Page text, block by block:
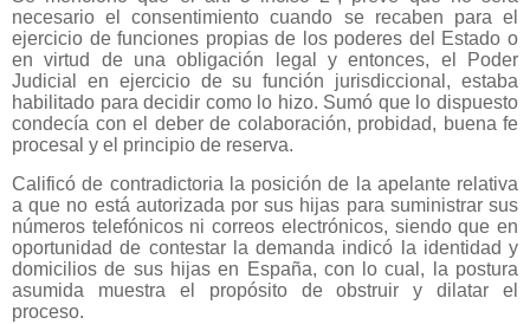
necesario el consentimiento cuando se recaben para el
ejercicio de funciones propias de los poderes del Estado o
en virtud de una obligación legal y entonces, el Poder
Judicial en ejercicio de su función jurisdiccional, estaba
habilitado para decidir como lo hizo. Sumó que lo dispuesto
condecía con el deber de colaboración, probidad, buena fe
procesal y el principio de reserva.
Calificó de contradictoria la posición de la apelante relativa
a que no está autorizada por sus hijas para suministrar sus
números telefónicos ni correos electrónicos, siendo que en
oportunidad de contestar la demanda indicó la identidad y
domicilios de sus hijas en España, con lo cual, la postura
asumida muestra el propósito de obstruir y dilatar el
proceso.